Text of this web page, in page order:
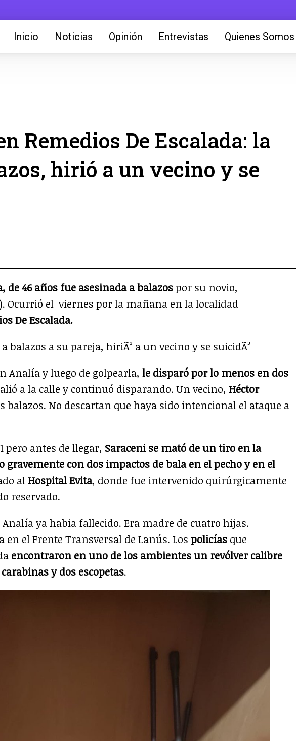
Inicio Noticias Opinión Entrevistas Quienes Somos
Remedios De Escalada: la
hirió a un vecino y se
de 46 años fue asesinada a balazospor su novio,
Ocurrió el viernes por la mañana en la localidad
De Escalada.
Analía y luego de golpearla, le disparó por lo menos en dos
a la calle y continuó disparando. Un vecino, Héctor
balazos. No descartan que haya sido intencional el ataque a
pero antes de llegar, Saraceni se mató de un tiro en la
gravemente con dos impactos de bala en el pecho y en el
al Hospital Evita, donde fue intervenido quirúrgicamente
reservado.
ya habia fallecido. Era madre de cuatro hijas.
en el Frente Transversal de Lanús. Los policías que
encontraron en uno de los ambientes un revólver calibre
y dos escopetas.